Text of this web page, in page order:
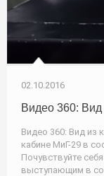
02.10.2016
Видео 360:
Видео 360: Вид из
кабине МиГ-29 в
Почувствуйте
выступающим в